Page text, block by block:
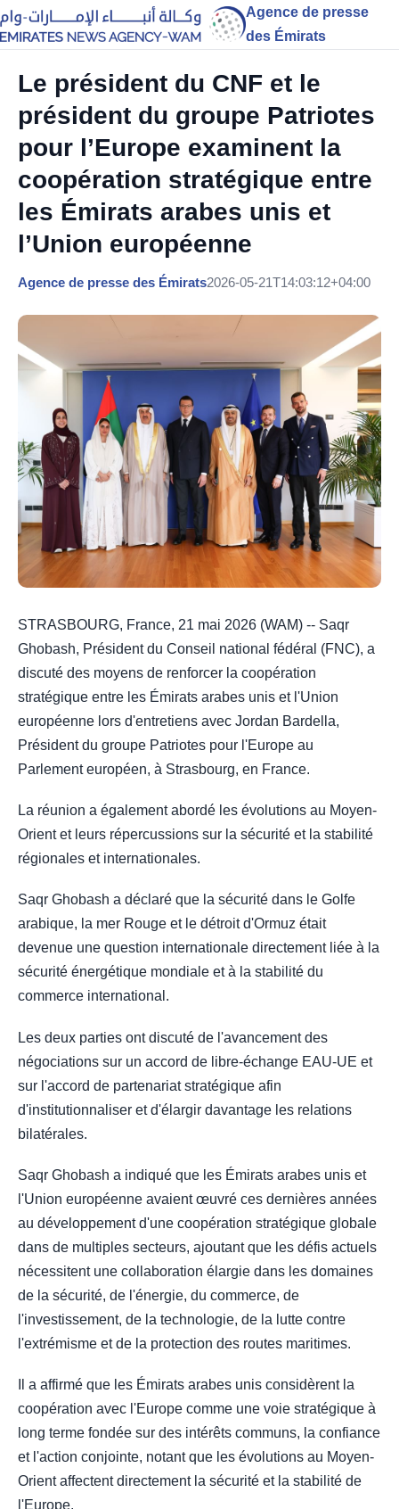
Agence de presse
des Émirats
Le président du CNF et le
président du groupe Patriotes
pour l’Europe examinent la
coopération stratégique entre
les Émirats arabes unis et
l’Union européenne
Agence de presse des Émirats2026-05-21T14:03:12+04:00
STRASBOURG, France, 21 mai 2026 (WAM) -- Saqr
Ghobash, Président du Conseil national fédéral (FNC), a
discuté des moyens de renforcer la coopération
stratégique entre les Émirats arabes unis et l'Union
européenne lors d'entretiens avec Jordan Bardella,
Président du groupe Patriotes pour l'Europe au
Parlement européen, à Strasbourg, en France.
La réunion a également abordé les évolutions au Moyen-
Orient et leurs répercussions sur la sécurité et la stabilité
régionales et internationales.
Saqr Ghobash a déclaré que la sécurité dans le Golfe
arabique, la mer Rouge et le détroit d'Ormuz était
devenue une question internationale directement liée à la
sécurité énergétique mondiale et à la stabilité du
commerce international.
Les deux parties ont discuté de l'avancement des
négociations sur un accord de libre-échange EAU-UE et
sur l'accord de partenariat stratégique afin
d'institutionnaliser et d'élargir davantage les relations
bilatérales.
Saqr Ghobash a indiqué que les Émirats arabes unis et
l'Union européenne avaient œuvré ces dernières années
au développement d'une coopération stratégique globale
dans de multiples secteurs, ajoutant que les défis actuels
nécessitent une collaboration élargie dans les domaines
de la sécurité, de l'énergie, du commerce, de
l'investissement, de la technologie, de la lutte contre
l'extrémisme et de la protection des routes maritimes.
Il a affirmé que les Émirats arabes unis considèrent la
coopération avec l'Europe comme une voie stratégique à
long terme fondée sur des intérêts communs, la confiance
et l'action conjointe, notant que les évolutions au Moyen-
Orient affectent directement la sécurité et la stabilité de
l'Europe.